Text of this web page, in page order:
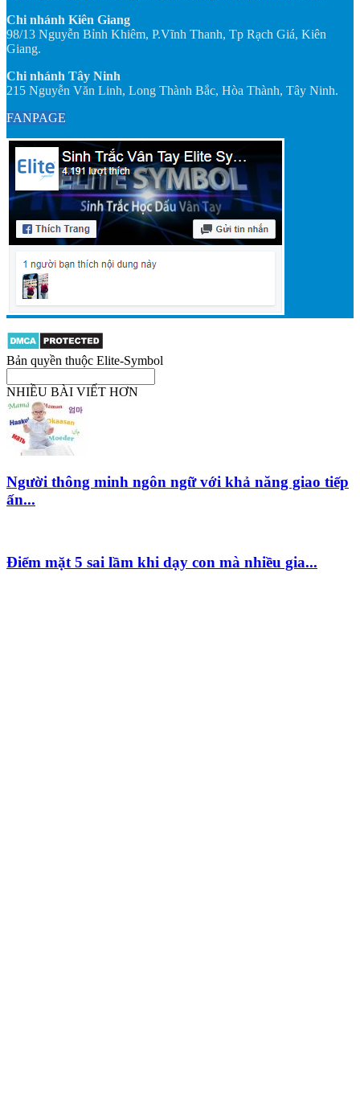
Chi nhánh Kiên Giang
98/13 Nguyễn Bỉnh Khiêm, P.Vĩnh Thanh, Tp Rạch Giá, Kiên
Giang.
Chi nhánh Tây Ninh
215 Nguyễn Văn Linh, Long Thành Bắc, Hòa Thành, Tây Ninh.
FANPAGE
Bản quyền thuộc Elite-Symbol
NHIỀU BÀI VIẾT HƠN
Người thông minh ngôn ngữ với khả năng giao tiếp
ấn...
Điểm mặt 5 sai lầm khi dạy con mà nhiều gia...